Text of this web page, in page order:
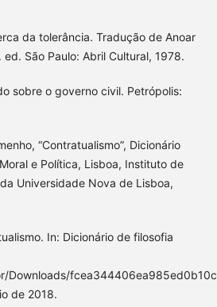
da tolerância. Tradução de Anoar
São Paulo: Abril Cultural, 1978.
sobre o governo civil. Petrópolis:
“Contratualismo”, Dicionário
e Política, Lisboa, Instituto de
Universidade Nova de Lisboa,
In: Dicionário de filosofia
Downloads/
de 2018.